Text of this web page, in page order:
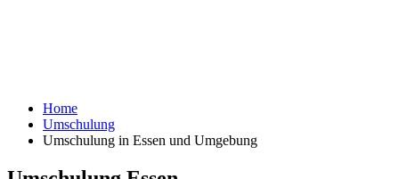
Home
Umschulung
Umschulung in Essen und Umgebung